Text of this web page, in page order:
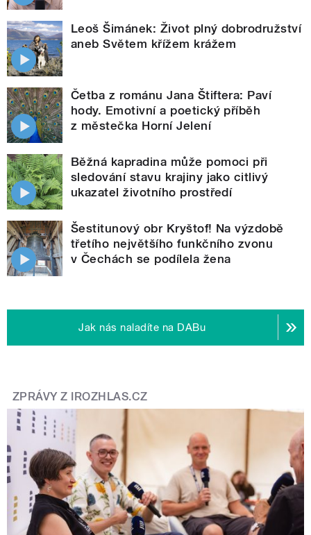
Leoš Šimánek: Život plný dobrodružství
aneb Světem křížem krážem
Četba z románu Jana Štiftera: Paví
hody. Emotivní a poetický příběh
z městečka Horní Jelení
Běžná kapradina může pomoci při
sledování stavu krajiny jako citlivý
ukazatel životního prostředí
Šestitunový obr Kryštof! Na výzdobě
třetího největšího funkčního zvonu
v Čechách se podílela žena
Jak nás naladíte na DABu
ZPRÁVY Z IROZHLAS.CZ